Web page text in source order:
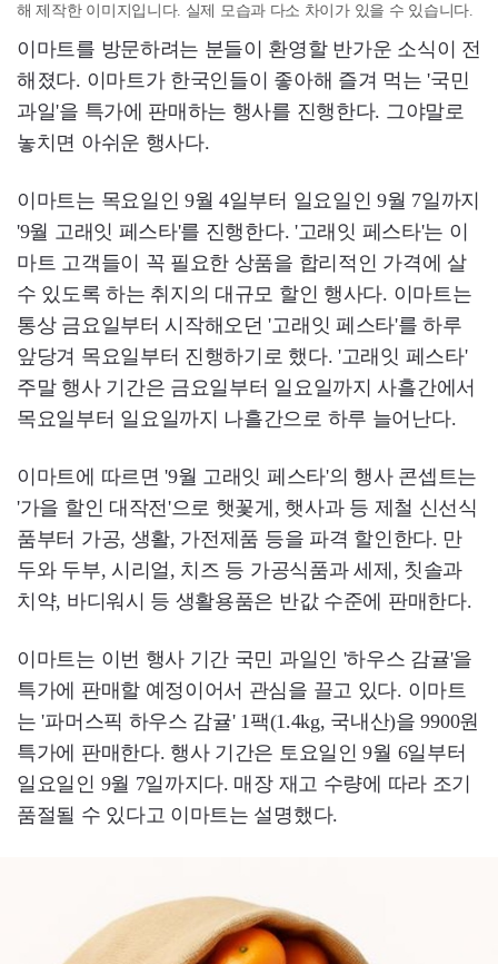
해 제작한 이미지입니다. 실제 모습과 다소 차이가 있을 수 있습니다.
이마트를 방문하려는 분들이 환영할 반가운 소식이 전
해졌다. 이마트가 한국인들이 좋아해 즐겨 먹는 '국민
과일'을 특가에 판매하는 행사를 진행한다. 그야말로
놓치면 아쉬운 행사다.
이마트는 목요일인 9월 4일부터 일요일인 9월 7일까지
'9월 고래잇 페스타'를 진행한다. '고래잇 페스타'는 이
마트 고객들이 꼭 필요한 상품을 합리적인 가격에 살
수 있도록 하는 취지의 대규모 할인 행사다. 이마트는
통상 금요일부터 시작해오던 '고래잇 페스타'를 하루
앞당겨 목요일부터 진행하기로 했다. '고래잇 페스타'
주말 행사 기간은 금요일부터 일요일까지 사흘간에서
목요일부터 일요일까지 나흘간으로 하루 늘어난다.
이마트에 따르면 '9월 고래잇 페스타'의 행사 콘셉트는
'가을 할인 대작전'으로 햇꽃게, 햇사과 등 제철 신선식
품부터 가공, 생활, 가전제품 등을 파격 할인한다. 만
두와 두부, 시리얼, 치즈 등 가공식품과 세제, 칫솔과
치약, 바디워시 등 생활용품은 반값 수준에 판매한다.
이마트는 이번 행사 기간 국민 과일인 '하우스 감귤'을
특가에 판매할 예정이어서 관심을 끌고 있다. 이마트
는 '파머스픽 하우스 감귤' 1팩(1.4kg, 국내산)을 9900원
특가에 판매한다. 행사 기간은 토요일인 9월 6일부터
일요일인 9월 7일까지다. 매장 재고 수량에 따라 조기
품절될 수 있다고 이마트는 설명했다.